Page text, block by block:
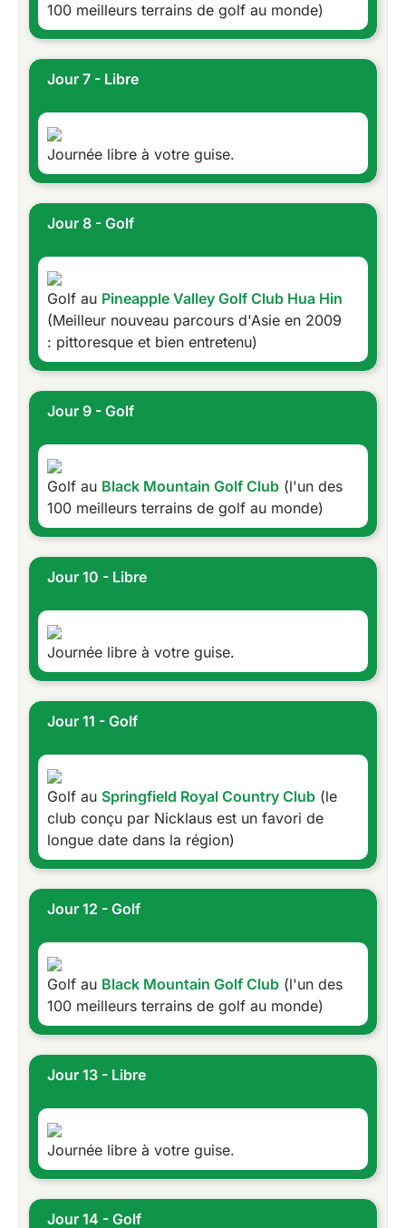
100 meilleurs terrains de golf au monde)
Jour 7 - Libre
Journée libre à votre guise.
Jour 8 - Golf
Golf au Pineapple Valley Golf Club Hua Hin
(Meilleur nouveau parcours d'Asie en 2009
: pittoresque et bien entretenu)
Jour 9 - Golf
Golf au Black Mountain Golf Club (l'un des
100 meilleurs terrains de golf au monde)
Jour 10 - Libre
Journée libre à votre guise.
Jour 11 - Golf
Golf au Springfield Royal Country Club (le
club conçu par Nicklaus est un favori de
longue date dans la région)
Jour 12 - Golf
Golf au Black Mountain Golf Club (l'un des
100 meilleurs terrains de golf au monde)
Jour 13 - Libre
Journée libre à votre guise.
Jour 14 - Golf